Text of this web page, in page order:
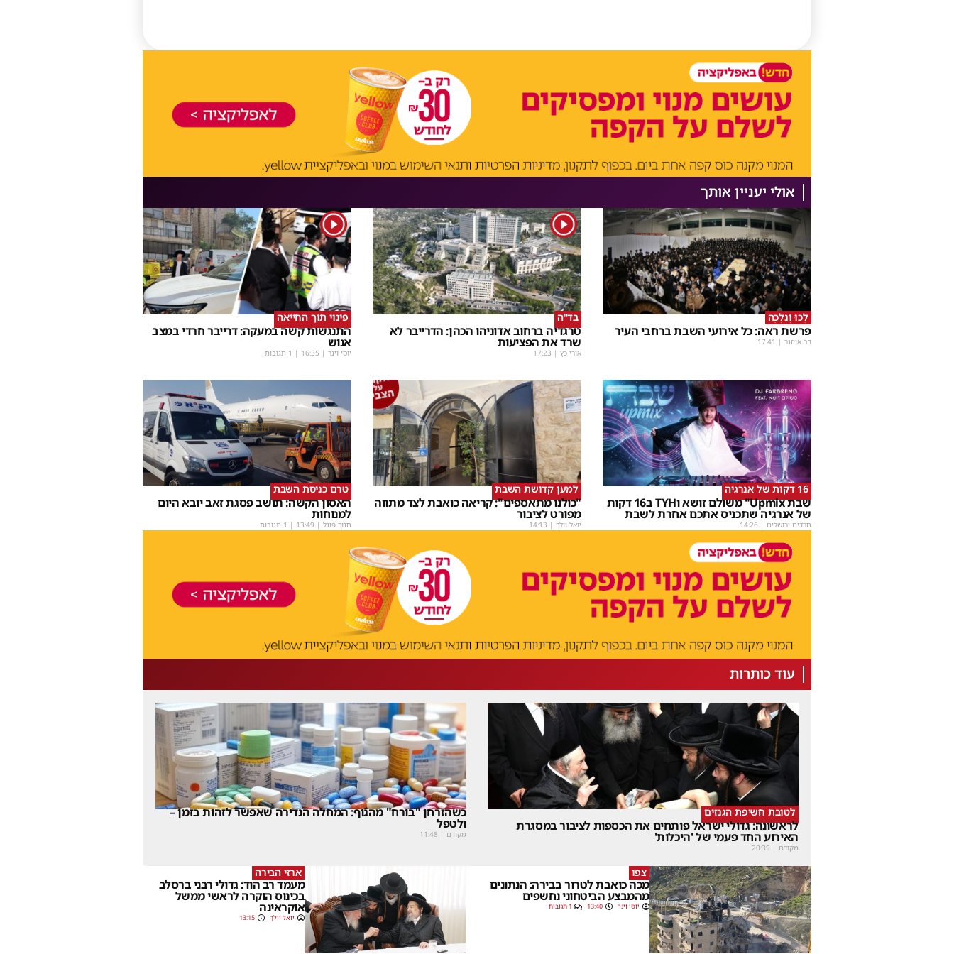
אולי יעניין אותך
לְכוּ וְנֵלְכָה
פרשת ראה: כל אירועי השבת ברחבי העיר
דב אייזנר |
17:41
1
בד"ה
טרגדיה ברחוב אדוניהו הכהן: הדרייבר לא
שרד את הפציעות
אורי כץ |
17:23
1
פינוי תוך החייאה
התנגשות קשה במעקה: דרייבר חרדי במצב
אנוש
יוסי וינר |
16:35 | 1 תגובות
16 דקות של אנרגיה
שבת Upmix" משולם זושא וTYH ב16 דקות
של אנרגיה שתכניס אתכם אחרת לשבת
חרדים ירושלים |
14:26
למען קדושת השבת
"כולנו מתאספים": קריאה כואבת לצד מתווה
מפורט לציבור
יואל וולך |
14:13
טרם כניסת השבת
האסון הקשה: תושב פסגת זאב יובא היום
למנוחות
חנוך פוגל |
13:49 | 1 תגובות
עוד כותרות
לטובת חשיפת הגנזים
לראשונה: גדולי ישראל פותחים את הכספות לציבור במסגרת
האירוע החד פעמי של 'היכלות'
מקודם |
20:39
כשהזרחן "בורח" מהגוף: המחלה הנדירה שאפשר לזהות בזמן –
ולטפל
מקודם |
11:48
צפו
מכה כואבת לטרור בבירה: הנתונים
מהמבצע הביטחוני נחשפים
יוסי וינר 13:40 1 תגובות
ארזי הבירה
מעמד רב הוד: גדולי רבני ברסלב
בכינוס הוקרה לראשי ממשל
אוקראינה
יואל וולך 13:15